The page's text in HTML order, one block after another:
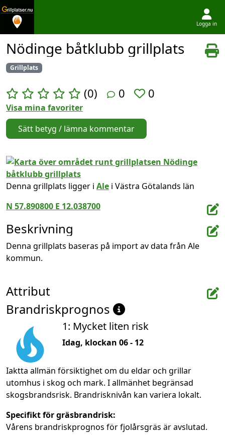
Hoppa till innehållet
Logga in
Nödinge båtklubb grillplats
Grillplats
(0) 0 0
Visa mina favoriter
Sätt betyg / lämna kommentar
Denna grillplats ligger i Ale i Västra Götalands län
N 57.890800 E 12.038700
Beskrivning
Denna grillplats baseras på import av data från Ale
kommun.
Attribut
Brandriskprognos
1: Mycket liten risk
Idag, klockan 06 - 12
Iaktta allmän försiktighet om du eldar och grillar
utomhus i skog och mark. I allmänhet begränsad
skogsbrandsrisk. Brandrisknivån kan variera lokalt.
Specifikt för gräsbrandrisk:
Vårens brandriskprognos för fjolårsgräs är avslutad.